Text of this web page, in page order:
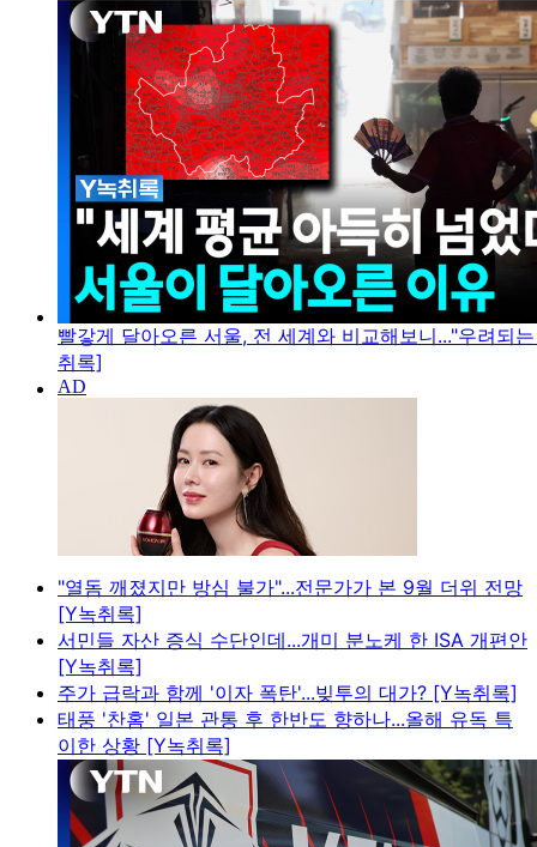
빨갛게 달아오른 서울, 전 세계와 비교해보니..."우려되
취록]
"열돔 깨졌지만 방심 불가"...전문가가 본 9월 더위 전망
[Y녹취록]
서민들 자산 증식 수단인데...개미 분노케 한 ISA 개편안
[Y녹취록]
주가 급락과 함께 '이자 폭탄'...빚투의 대가? [Y녹취록]
태풍 '찬홈' 일본 관통 후 한반도 향하나...올해 유독 특
이한 상황 [Y녹취록]